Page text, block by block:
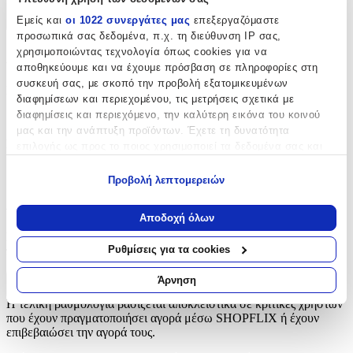
Εμείς και οι 1022 συνεργάτες μας επεξεργαζόμαστε
προσωπικά σας δεδομένα, π.χ. τη διεύθυνση IP σας,
χρησιμοποιώντας τεχνολογία όπως cookies για να
αποθηκεύουμε και να έχουμε πρόσβαση σε πληροφορίες στη
συσκευή σας, με σκοπό την προβολή εξατομικευμένων
διαφημίσεων και περιεχομένου, τις μετρήσεις σχετικά με
διαφημίσεις και περιεχόμενο, την καλύτερη εικόνα του κοινού
μας και την ανάπτυξη προϊόντων. Έχετε τη δυνατότητα
Να συλλέξουμε πληροφορίες σχετικά με τη γεωγραφική
σας τοποθεσία, οι οποίες μπορεί να είναι ακριβείς σε
απόσταση μερικών μέτρων
Να αναγνωρίσουμε τη συσκευή σας σαρώνοντας ενεργά
για συγκεκριμένα χαρακτηριστικά (δακτυλικό αποτύπωμα)
Μάθετε περισσότερα σχετικά με τον τρόπο επεξεργασίας των
προσωπικών σας δεδομένων και καθορίστε τις προτιμήσεις σας
στηνενότητα “Λεπτομέρειες”. Μπορείτε να αλλάξετε ή να
ανακαλέσετε τη συγκατάθεσή σας ανά πάσα στιγμή από τη
Προβολή λεπτομερειών
Αποδοχή όλων
Ρυθμίσεις για τα cookies
Άρνηση
+
Χαρακτηριστικά
Είδος:
Σπρωχτηράκι
Αξιολογήσεις
Προς το παρόν δεν υπάρχουν άλλες αξιολογήσεις. Όταν
προστεθούν, θα εμφανιστούν εδώ.
Πώς υπολογίζεται η βαθμολογία
Η τελική βαθμολογία βασίζεται αποκλειστικά σε κριτικές χρηστών
που έχουν πραγματοποιήσει αγορά μέσω SHOPFLIX ή έχουν
επιβεβαιώσει την αγορά τους.